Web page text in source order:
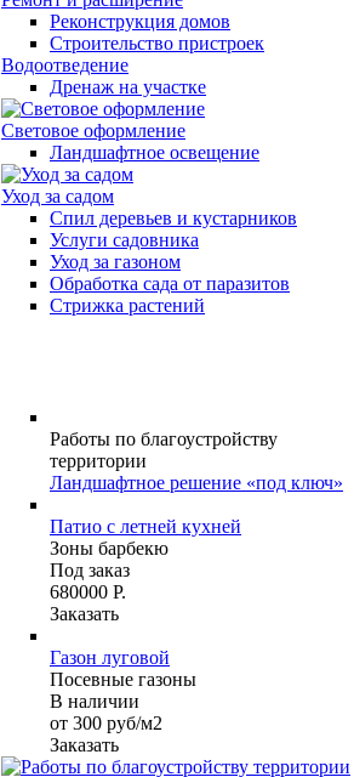
Реконструкция домов
Строительство пристроек
Водоотведение
Дренаж на участке
Световое оформление
Ландшафтное освещение
Уход за садом
Спил деревьев и кустарников
Услуги садовника
Уход за газоном
Обработка сада от паразитов
Стрижка растений
Работы по благоустройству
территории
Ландшафтное решение «под ключ»
Патио с летней кухней
Зоны барбекю
Под заказ
680000 Р.
Заказать
Газон луговой
Посевные газоны
В наличии
от 300 руб/м2
Заказать